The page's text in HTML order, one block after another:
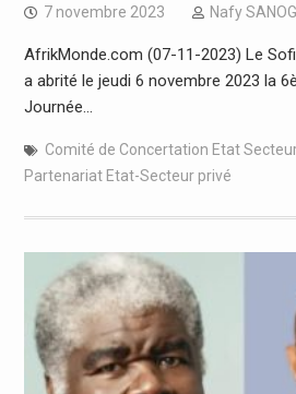
7 novembre 2023 Nafy
AfrikMonde.com (07-11-2023) Le
a abrité le jeudi 6 novembre 2023 la
Journée…
Comité de Concertation Etat
Partenariat Etat-Secteur privé